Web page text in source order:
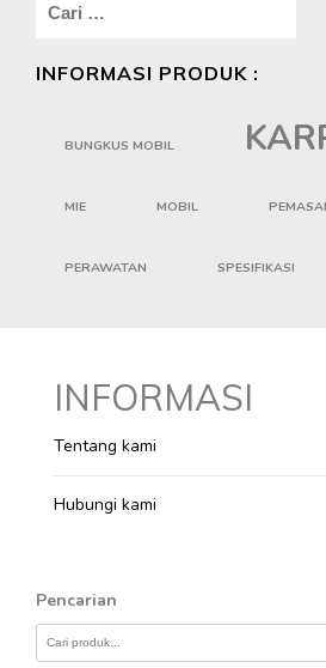
INFORMASI PRODUK :
BUNGKUS MOBIL
MIE MOBIL
PERAWATAN SPESIFIKASI
INFORMASI
Tentang kami
Hubungi kami
Pencarian